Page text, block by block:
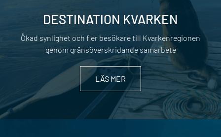
DESTINATION KVARKEN
Ökad synlighet och fler besökare till Kvarkenregionen
genom gränsöverskridande samarbete
LÄS MER